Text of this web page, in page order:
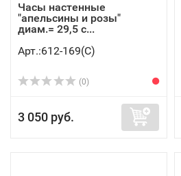
Часы настенные
"апельсины и розы"
диам.= 29,5 с...
Арт.:612-169(C)
(0)
3 050 руб.